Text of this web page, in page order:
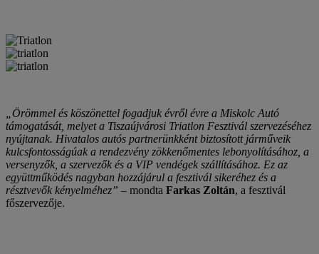
„Örömmel és köszönettel fogadjuk évről évre a Miskolc Autó
támogatását, melyet a Tiszaújvárosi Triatlon Fesztivál szervezéséhez
nyújtanak. Hivatalos autós partnerünkként biztosított járműveik
kulcsfontosságúak a rendezvény zökkenőmentes lebonyolításához, a
versenyzők, a szervezők és a VIP vendégek szállításához. Ez az
együttműködés nagyban hozzájárul a fesztivál sikeréhez és a
résztvevők kényelméhez” – mondta Farkas Zoltán, a fesztivál
főszervezője.